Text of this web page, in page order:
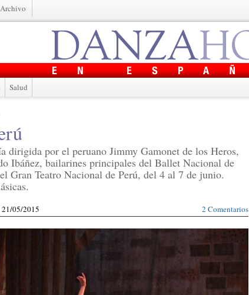
Archivo
Salud
dirigida por el peruano Jimmy Gamonet de los Heros,
Ibáñez, bailarines principales del Ballet Nacional de
Gran Teatro Nacional de Perú, del 4 al 7 de junio.
2 Comentarios
21/05/2015